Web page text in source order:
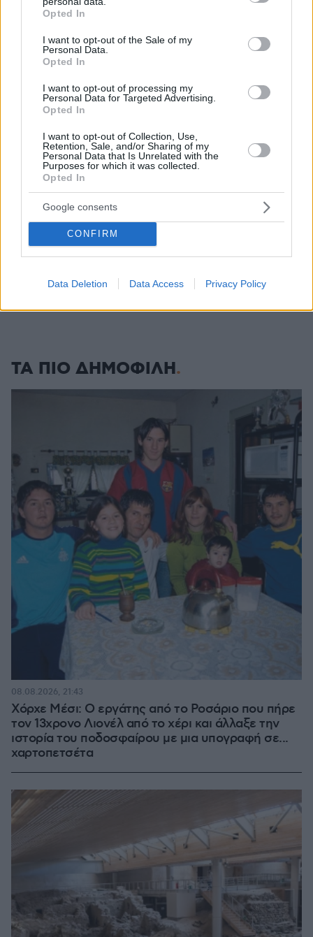
grant or deny consent to Google and its third-party tags to
use your data for below specified purposes in below Google
consent section.
Opted In
I want to opt-out of the Sale of my
Personal Data.
Opted In
I want to opt-out of processing my
Personal Data for Targeted Advertising.
Opted In
I want to opt-out of Collection, Use,
Retention, Sale, and/or Sharing of my
Personal Data that Is Unrelated with the
Purposes for which it was collected.
Opted In
Google consents
CONFIRM
Data Deletion Data Access Privacy Policy
Το μενού της ημέρας - Τι τρώμε σήμερα Κυριακή
Φωτιά σε εγκαταστάσεις της Aramco στην Τζιζάν της
09.08.2026, 05:51
Δυστύχημα στο Περού: Δεκατρείς νεκροί και τέσσερις
09.08.2026, 05:19
Φοκάτσια με κοτόπουλο, πέστο και ντοματίνια
09.08.2026, 05:00
Ακόμη πιο αυστηρά μέτρα από το Παρίσι για τους
κατόχους ηλεκτρικών πατινιών: Κράνος και γιλέκο,
διαφορετικά τσουχτερά πρόστιμα
09.08.2026, 04:37
09.08.2026, 04:00
ΤΑ ΠΙΟ ΔΗΜΟΦΙΛΗ
Χόρχε Μέσι: Ο εργάτης από το Ροσάριο που πήρε
τον 13χρονο Λιονέλ από το χέρι και άλλαξε την
ιστορία του ποδοσφαίρου με μια υπογραφή σε...
χαρτοπετσέτα
08.08.2026, 21:43